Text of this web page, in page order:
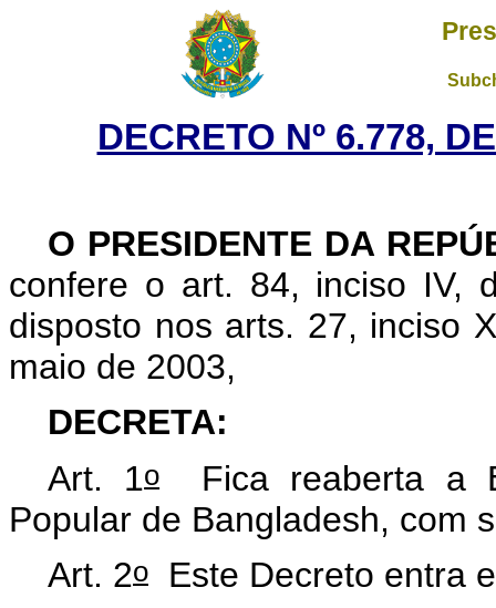
DECRETO Nº 6.778,
O PRESIDENTE DA
confere o art. 84, inciso IV,
disposto nos arts. 27, inciso
maio de 2003,
DECRETA:
Art. 1oFica reaberta a
Popular de Bangladesh, com
Art. 2o Este Decreto entra